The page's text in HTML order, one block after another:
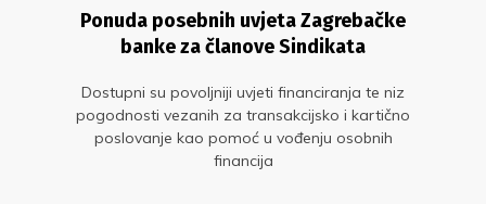
Ponuda posebnih uvjeta Zagrebačke
banke za članove Sindikata
Dostupni su povoljniji uvjeti financiranja te niz
pogodnosti vezanih za transakcijsko i kartično
poslovanje kao pomoć u vođenju osobnih
financija